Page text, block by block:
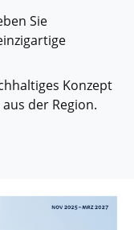
Sie
Konzept
der Region.